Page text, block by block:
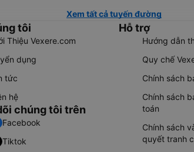
Xem tất cả tuyến đường
tôi
Thiệu Vexere.com
dụng
tức
hệ
chúng tôi trên
Facebook
Tiktok
Hỗ trợ
Hướng dẫn
Quy chế
Chính sách
Chính sách
toán
Chính sách
quyết tranh